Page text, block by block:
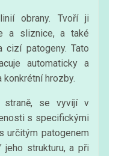
obrany. Tvoří ji
a sliznice, a také
cizí patogeny. Tato
automaticky a
konkrétní hrozby.
straně, se vyvíjí v
s specifickými
určitým patogenem
jeho strukturu, a při